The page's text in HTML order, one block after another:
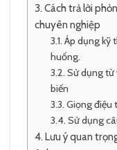
Cách trả lời
chuyên nghiệp
Áp dụng kỹ
huống.
Sử dụng từ
biến
Giọng điệu
Sử dụng
Lưu ý quan